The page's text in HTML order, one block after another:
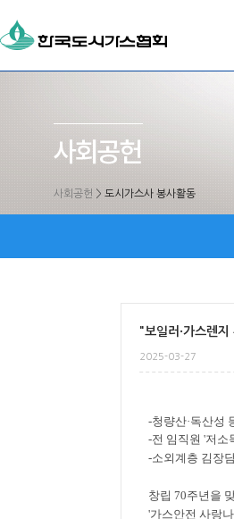
사회공헌 > 도시가스사 봉사활동
"보일러·가스렌
2025-03-27
-청량산·독산성
-전 임직원 '저소
-소외계층 김장
창립 70주년을
'가스안전 사랑